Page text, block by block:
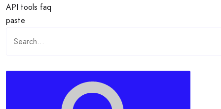
API tools faq
paste